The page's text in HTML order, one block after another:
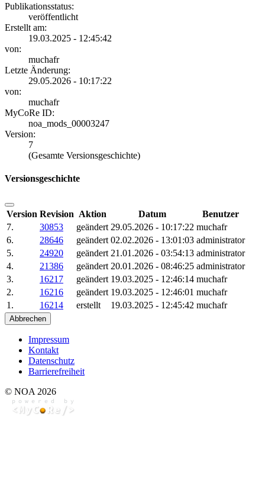
Publikationsstatus:
veröffentlicht
Erstellt am:
19.03.2025 - 12:45:42
von:
muchafr
Letzte Änderung:
29.05.2026 - 10:17:22
von:
muchafr
MyCoRe ID:
noa_mods_00003247
Version:
7
(Gesamte Versionsgeschichte)
Versionsgeschichte
Version Revision Aktion Datum
Benutzer
7.
30853 geändert 29.05.2026 - 10:17:22 muchafr
6.
28646 geändert 02.02.2026 - 13:01:03 administrator
5.
24920 geändert 21.01.2026 - 03:54:13 administrator
4.
21386 geändert 20.01.2026 - 08:46:25 administrator
3.
16217 geändert 19.03.2025 - 12:46:14 muchafr
2.
16216 geändert 19.03.2025 - 12:46:01 muchafr
1.
16214 erstellt 19.03.2025 - 12:45:42 muchafr
Abbrechen
Impressum
Kontakt
Datenschutz
Barrierefreiheit
© NOA 2026